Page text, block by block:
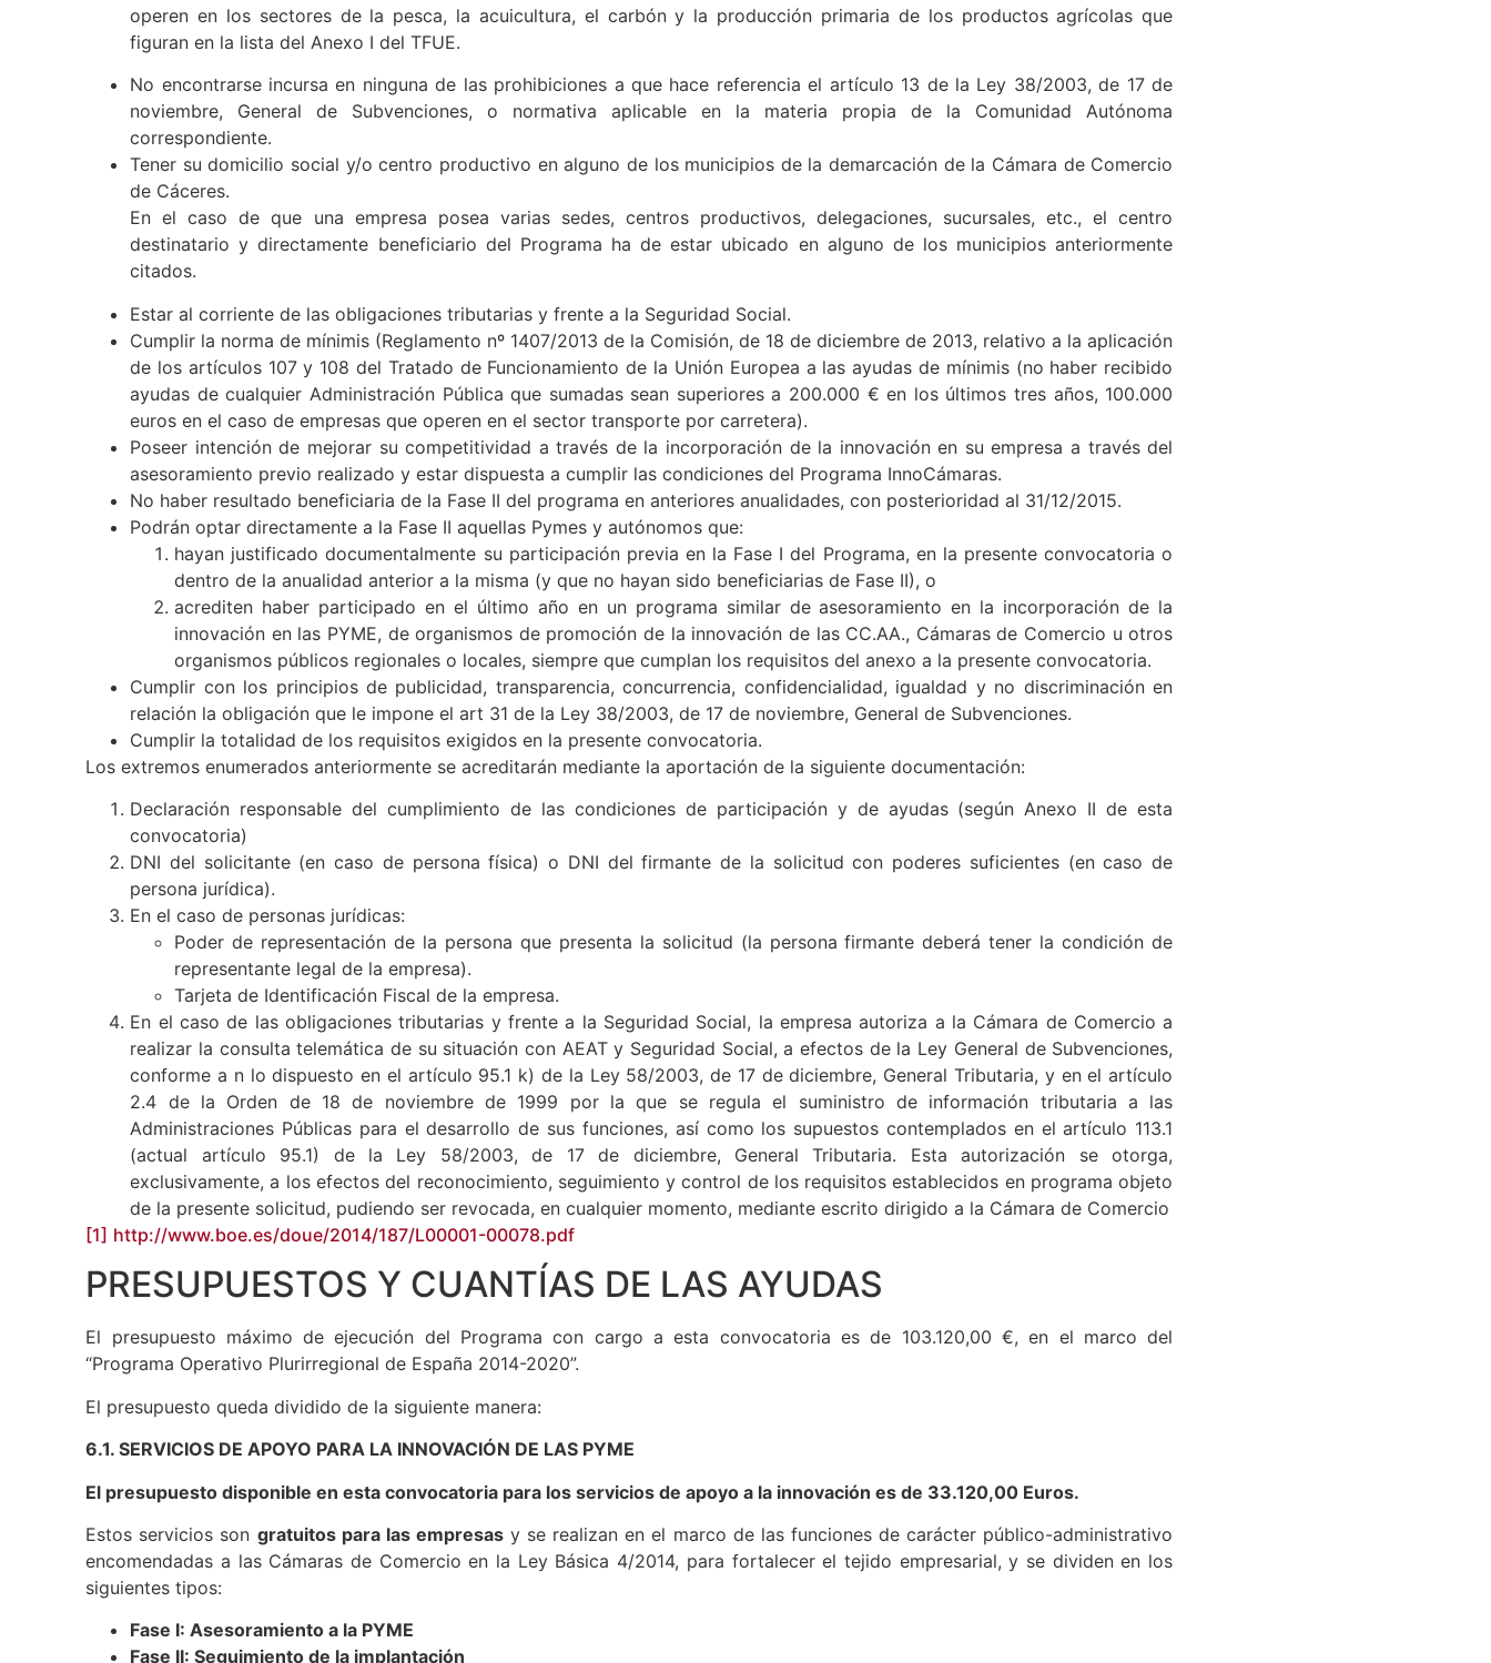
Independientemente de los epígrafes del IAE en los que estén dadas de alta, quedan exceptuadas aquellas empresas que
operen en los sectores de la pesca, la acuicultura, el carbón y la producción primaria de los productos agrícolas que
No encontrarse incursa en ninguna de las prohibiciones a que hace referencia el artículo 13 de la Ley 38/2003, de 17 de
noviembre, General de Subvenciones, o normativa aplicable en la materia propia de la Comunidad Autónoma
correspondiente.
Tener su domicilio social y/o centro productivo en alguno de los municipios de la demarcación de la Cámara de Comercio
de Cáceres.
En el caso de que una empresa posea varias sedes, centros productivos, delegaciones, sucursales, etc., el centro
destinatario y directamente beneficiario del Programa ha de estar ubicado en alguno de los municipios anteriormente
Estar al corriente de las obligaciones tributarias y frente a la Seguridad Social.
Cumplir la norma de mínimis (Reglamento nº 1407/2013 de la Comisión, de 18 de diciembre de 2013, relativo a la aplicación
de los artículos 107 y 108 del Tratado de Funcionamiento de la Unión Europea a las ayudas de mínimis (no haber recibido
ayudas de cualquier Administración Pública que sumadas sean superiores a 200.000 € en los últimos tres años, 100.000
euros en el caso de empresas que operen en el sector transporte por carretera).
Poseer intención de mejorar su competitividad a través de la incorporación de la innovación en su empresa a través del
asesoramiento previo realizado y estar dispuesta a cumplir las condiciones del Programa InnoCámaras.
No haber resultado beneficiaria de la Fase II del programa en anteriores anualidades, con posterioridad al 31/12/2015.
Podrán optar directamente a la Fase II aquellas Pymes y autónomos que:
hayan justificado documentalmente su participación previa en la Fase I del Programa, en la presente convocatoria o
dentro de la anualidad anterior a la misma (y que no hayan sido beneficiarias de Fase II), o
acrediten haber participado en el último año en un programa similar de asesoramiento en la incorporación de la
innovación en las PYME, de organismos de promoción de la innovación de las CC.AA., Cámaras de Comercio u otros
organismos públicos regionales o locales, siempre que cumplan los requisitos del anexo a la presente convocatoria.
Cumplir con los principios de publicidad, transparencia, concurrencia, confidencialidad, igualdad y no discriminación en
relación la obligación que le impone el art 31 de la Ley 38/2003, de 17 de noviembre, General de Subvenciones.
Cumplir la totalidad de los requisitos exigidos en la presente convocatoria.
Declaración responsable del cumplimiento de las condiciones de participación y de ayudas (según Anexo II de esta
convocatoria)
DNI del solicitante (en caso de persona física) o DNI del firmante de la solicitud con poderes suficientes (en caso de
persona jurídica).
En el caso de personas jurídicas:
Poder de representación de la persona que presenta la solicitud (la persona firmante deberá tener la condición de
representante legal de la empresa).
Tarjeta de Identificación Fiscal de la empresa.
En el caso de las obligaciones tributarias y frente a la Seguridad Social, la empresa autoriza a la Cámara de Comercio a
realizar la consulta telemática de su situación con AEAT y Seguridad Social, a efectos de la Ley General de Subvenciones,
conforme a n lo dispuesto en el artículo 95.1 k) de la Ley 58/2003, de 17 de diciembre, General Tributaria, y en el artículo
2.4 de la Orden de 18 de noviembre de 1999 por la que se regula el suministro de información tributaria a las
Administraciones Públicas para el desarrollo de sus funciones, así como los supuestos contemplados en el artículo 113.1
(actual artículo 95.1) de la Ley 58/2003, de 17 de diciembre, General Tributaria. Esta autorización se otorga,
exclusivamente, a los efectos del reconocimiento, seguimiento y control de los requisitos establecidos en programa objeto
de la presente solicitud, pudiendo ser revocada, en cualquier momento, mediante escrito dirigido a la Cámara de Comercio
http://www.boe.es/doue/2014/187/L00001-00078.pdf
PRESUPUESTOS Y CUANTÍAS DE LAS AYUDAS
El presupuesto máximo de ejecución del Programa con cargo a esta convocatoria es de 103.120,00 €, en el marco del
Estos servicios songratuitos para las empresasy se realizan en el marco de las funciones de carácter público-administrativo
encomendadas a las Cámaras de Comercio en la Ley Básica 4/2014, para fortalecer el tejido empresarial, y se dividen en los
Fase I: Asesoramiento a la PYME